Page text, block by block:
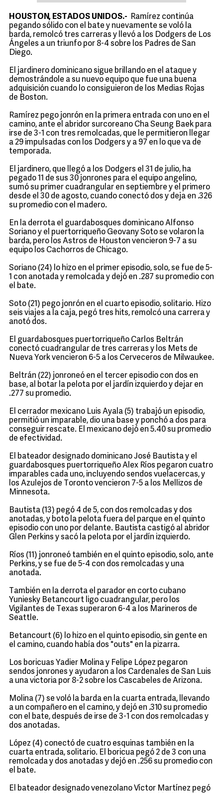
HOUSTON, ESTADOS UNIDOS.-
Ramírez continúa
pegando sólido con el bate y nuevamente se voló la
barda, remolcó tres carreras y llevó a los Dodgers de Los
Ángeles a un triunfo por 8-4 sobre los Padres de San
Diego.
El jardinero dominicano sigue brillando en el ataque y
demostrándole a su nuevo equipo que fue una buena
adquisición cuando lo consiguieron de los Medias Rojas
de Boston.
Ramírez pego jonrón en la primera entrada con uno en el
camino, ante el abridor surcoreano Cha Seung Baek para
irse de 3-1 con tres remolcadas, que le permitieron llegar
a 29 impulsadas con los Dodgers y a 97 en lo que va de
temporada.
El jardinero, que llegó a los Dodgers el 31 de julio, ha
pegado 11 de sus 30 jonrones para el equipo angelino,
sumó su primer cuadrangular en septiembre y el primero
desde el 30 de agosto, cuando conectó dos y deja en .326
su promedio con el madero.
En la derrota el guardabosques dominicano Alfonso
Soriano y el puertorriqueño Geovany Soto se volaron la
barda, pero los Astros de Houston vencieron 9-7 a su
equipo los Cachorros de Chicago.
Soriano (24) lo hizo en el primer episodio, solo, se fue de 5-
1 con anotada y remolcada y dejó en .287 su promedio con
el bate.
Soto (21) pego jonrón en el cuarto episodio, solitario. Hizo
seis viajes a la caja, pegó tres hits, remolcó una carrera y
anotó dos.
El guardabosques puertorriqueño Carlos Beltrán
conectó cuadrangular de tres carreras y los Mets de
Nueva York vencieron 6-5 a los Cerveceros de Milwaukee.
Beltrán (22) jonroneó en el tercer episodio con dos en
base, al botar la pelota por el jardín izquierdo y dejar en
.277 su promedio.
El cerrador mexicano Luis Ayala (5) trabajó un episodio,
permitió un imparable, dio una base y ponchó a dos para
conseguir rescate. El mexicano dejó en 5.40 su promedio
de efectividad.
El bateador designado dominicano José Bautista y el
guardabosques puertorriqueño Alex Ríos pegaron cuatro
imparables cada uno, incluyendo sendos vuelacercas, y
los Azulejos de Toronto vencieron 7-5 a los Mellizos de
Minnesota.
Bautista (13) pegó 4 de 5, con dos remolcadas y dos
anotadas, y boto la pelota fuera del parque en el quinto
episodio con uno por delante. Bautista castigó al abridor
Glen Perkins y sacó la pelota por el jardín izquierdo.
Ríos (11) jonroneó también en el quinto episodio, solo, ante
Perkins, y se fue de 5-4 con dos remolcadas y una
anotada.
También en la derrota el parador en corto cubano
Yuniesky Betancourt ligo cuadrangular, pero los
Vigilantes de Texas superaron 6-4 a los Marineros de
Seattle.
Betancourt (6) lo hizo en el quinto episodio, sin gente en
el camino, cuando había dos "outs" en la pizarra.
Los boricuas Yadier Molina y Felipe López pegaron
sendos jonrones y ayudaron a los Cardenales de San Luis
a una victoria por 8-2 sobre los Cascabeles de Arizona.
Molina (7) se voló la barda en la cuarta entrada, llevando
a un compañero en el camino, y dejó en .310 su promedio
con el bate, después de irse de 3-1 con dos remolcadas y
dos anotadas.
López (4) conectó de cuatro esquinas también en la
cuarta entrada, solitario. El boricua pegó 2 de 3 con una
remolcada y dos anotadas y dejó en .256 su promedio con
el bate.
El bateador designado venezolano Víctor Martínez pegó